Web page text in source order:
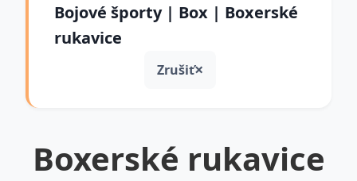
Bojové športy | Box | Boxerské
rukavice
Zrušiť
Boxerské rukavice